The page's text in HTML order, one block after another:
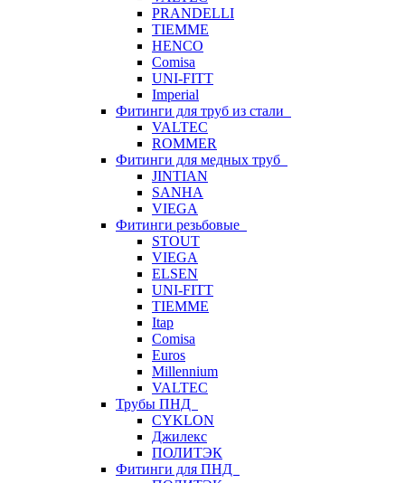
PRANDELLI
TIEMME
HENCO
Comisa
UNI-FITT
Imperial
Фитинги для труб из стали
VALTEC
ROMMER
Фитинги для медных труб
JINTIAN
SANHA
VIEGA
Фитинги резьбовые
STOUT
VIEGA
ELSEN
UNI-FITT
TIEMME
Itap
Comisa
Euros
Millennium
VALTEC
Трубы ПНД
CYKLON
Джилекс
ПОЛИТЭК
Фитинги для ПНД